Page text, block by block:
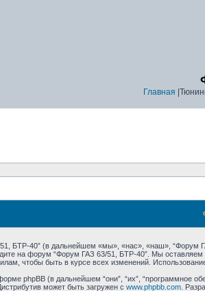
Главная
БТР-40” (в дальнейшем «мы», «нас», «наш», “Форум
на форум “Форум ГАЗ 63/51, БТР-40”. Мы
чтобы быть в курсе всех изменений.
phpBB (в дальнейшем “они”, “их”, “программное
может быть загружен с www.phpbb.com.